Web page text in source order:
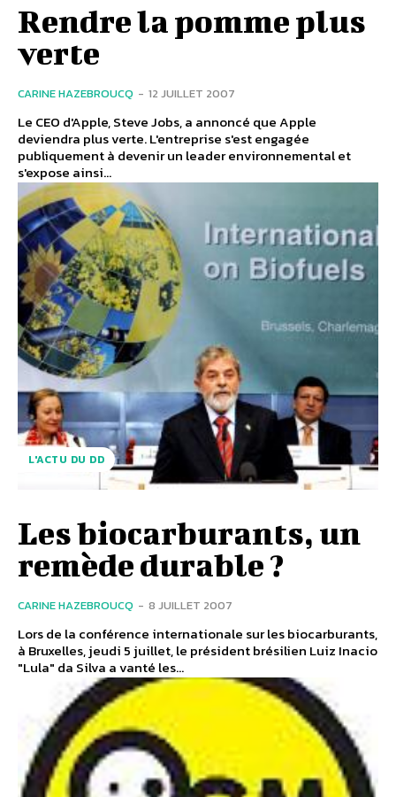
Rendre la pomme plus
verte
CARINE HAZEBROUCQ - 12 JUILLET 2007
Le CEO d'Apple, Steve Jobs, a annoncé que Apple
deviendra plus verte. L'entreprise s'est engagée
publiquement à devenir un leader environnemental et
s'expose ainsi...
L'ACTU DU DD
Les biocarburants, un
remède durable ?
CARINE HAZEBROUCQ - 8 JUILLET 2007
Lors de la conférence internationale sur les biocarburants,
à Bruxelles, jeudi 5 juillet, le président brésilien Luiz Inacio
"Lula" da Silva a vanté les...